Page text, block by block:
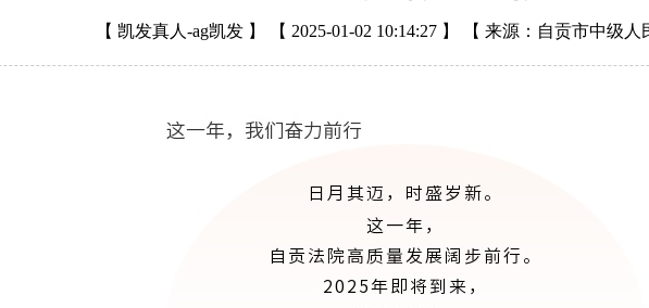
【 凯发真人-ag凯发 】 【 2025-01-02 10:14:27 】 【 来源：自贡市中级人